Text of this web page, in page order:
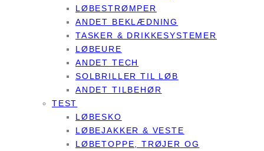
LØBESTRØMPER
ANDET BEKLÆDNING
TASKER & DRIKKESYSTEMER
LØBEURE
ANDET TECH
SOLBRILLER TIL LØB
ANDET TILBEHØR
TEST
LØBESKO
LØBEJAKKER & VESTE
LØBETOPPE, TRØJER OG